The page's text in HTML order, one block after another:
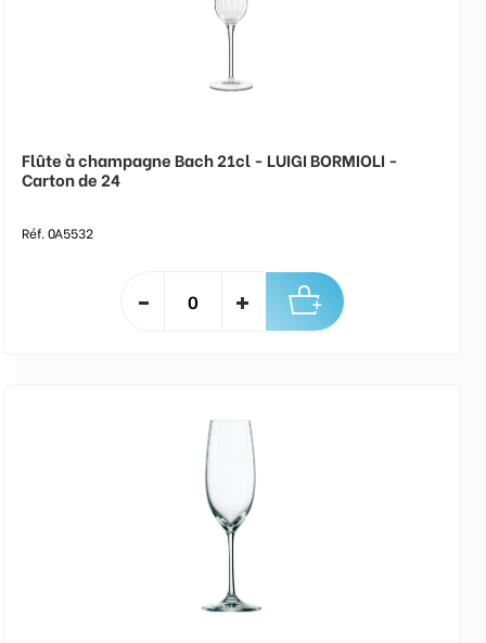
Flûte à champagne Bach 21cl - LUIGI BORMIOLI -
Carton de 24
Réf. 0A5532